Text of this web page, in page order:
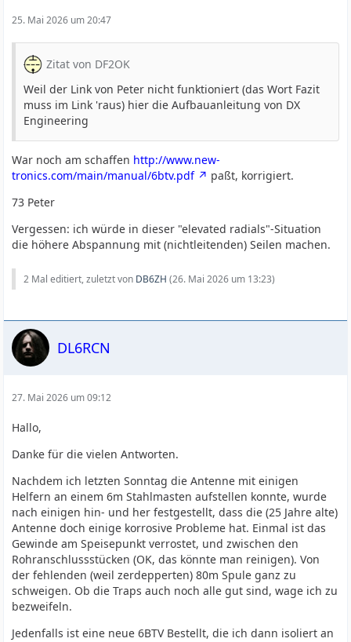
25. Mai 2026 um 20:47
Zitat von DF2OK
Weil der Link von Peter nicht funktioniert (das Wort Fazit
muss im Link 'raus) hier die Aufbauanleitung von DX
Engineering
War noch am schaffen http://www.new-
tronics.com/main/manual/6btv.pdf
paßt, korrigiert.
73 Peter
Vergessen: ich würde in dieser "elevated radials"-Situation
die höhere Abspannung mit (nichtleitenden) Seilen machen.
2 Mal editiert, zuletzt von DB6ZH (26. Mai 2026 um 13:23)
DL6RCN
27. Mai 2026 um 09:12
Hallo,
Danke für die vielen Antworten.
Nachdem ich letzten Sonntag die Antenne mit einigen
Helfern an einem 6m Stahlmasten aufstellen konnte, wurde
nach einigen hin- und her festgestellt, dass die (25 Jahre alte)
Antenne doch einige korrosive Probleme hat. Einmal ist das
Gewinde am Speisepunkt verrostet, und zwischen den
Rohranschlussstücken (OK, das könnte man reinigen). Von
der fehlenden (weil zerdepperten) 80m Spule ganz zu
schweigen. Ob die Traps auch noch alle gut sind, wage ich zu
bezweifeln.
Jedenfalls ist eine neue 6BTV Bestellt, die ich dann isoliert an